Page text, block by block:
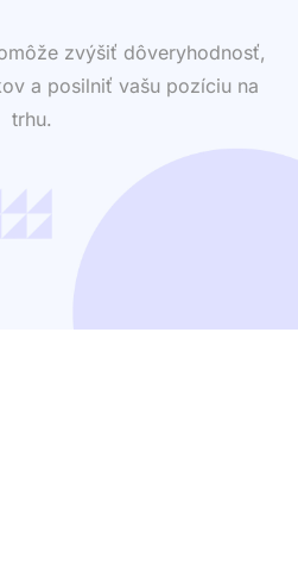
zvýšiť dôveryhodnosť,
a posilniť vašu pozíciu na
trhu.